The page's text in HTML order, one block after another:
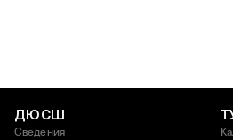
ДЮСШ
Сведения